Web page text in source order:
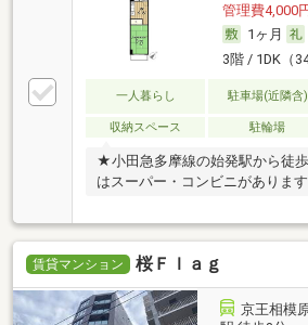
管理費4,000
1ヶ月
3階 / 1DK（
一人暮らし 駐車場(近隣含)
収納スペース
駐輪場
★小田急多摩線の始発駅から徒
はスーパー・コンビニがありま
賃貸マンション 桜Ｆｌａｇ
京王相模